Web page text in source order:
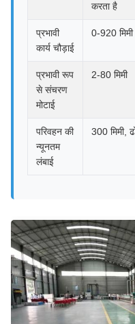
करता है
प्रभावी
कार्य चौड़ाई
0-920 मिमी
प्रभावी रूप
से संचरण
मोटाई
2-80 मिमी
परिवहन की
न्यूनतम
लंबाई
300 मिमी,